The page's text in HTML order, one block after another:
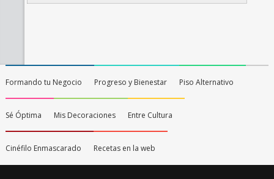
Formando tu Negocio Progreso y Bienestar Piso Alternativo
Sé Óptima Mis Decoraciones Entre Cultura
Cinéfilo Enmascarado Recetas en la web